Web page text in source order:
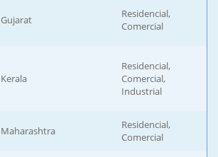
Gujarat
Residencial,
Comercial
Kerala
Residencial,
Comercial,
Industrial
Maharashtra
Residencial,
Comercial